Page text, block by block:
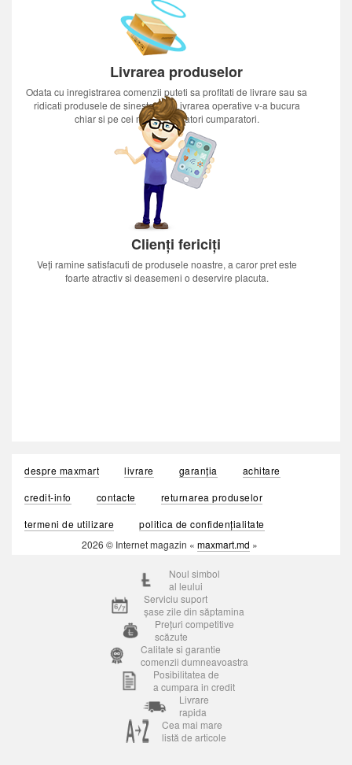
Livrarea produselor
Odata cu inregistrarea comenzii puteti sa profitati de livrare sau sa
ridicati produsele de sinestatator.Livrarea operative v-a bucura
chiar si pe cei mai nerabdatori cumparatori.
Clienți fericiți
Veți ramine satisfacuti de produsele noastre, a caror pret este
foarte atractiv si deasemeni o deservire placuta.
despre maxmart livrare garanția
achitare
credit-info
contacte
returnarea produselor
termeni de utilizare
politica de confidențialitate
2026 © Internet magazin « maxmart.md »
Noul simbol
al leului
Serviciu suport
șase zile din săptamina
Prețuri competitive
scăzute
Calitate si garantie
comenzii dumneavoastra
Posibilitatea de
a cumpara in credit
Livrare
rapida
Cea mai mare
listă de articole